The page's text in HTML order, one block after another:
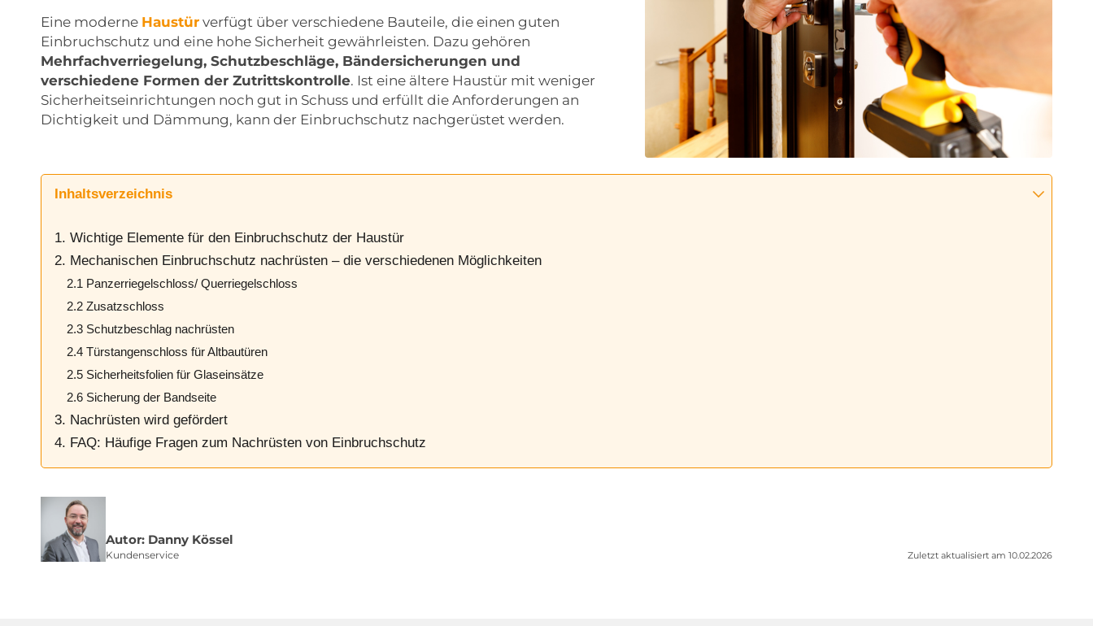
Eine moderne Haustür verfügt über verschiedene Bauteile, die einen guten
Einbruchschutz und eine hohe Sicherheit gewährleisten. Dazu gehören
Mehrfachverriegelung, Schutzbeschläge, Bändersicherungen und
verschiedene Formen der Zutrittskontrolle. Ist eine ältere Haustür mit weniger
Sicherheitseinrichtungen noch gut in Schuss und erfüllt die Anforderungen an
Dichtigkeit und Dämmung, kann der Einbruchschutz nachgerüstet werden.
Inhaltsverzeichnis
1. Wichtige Elemente für den Einbruchschutz der Haustür
2. Mechanischen Einbruchschutz nachrüsten – die verschiedenen Möglichkeiten
2.1 Panzerriegelschloss/ Querriegelschloss
2.2 Zusatzschloss
2.3 Schutzbeschlag nachrüsten
2.4 Türstangenschloss für Altbautüren
2.5 Sicherheitsfolien für Glaseinsätze
2.6 Sicherung der Bandseite
3. Nachrüsten wird gefördert
4. FAQ: Häufige Fragen zum Nachrüsten von Einbruchschutz
Autor: Danny Kössel
Kundenservice Zuletzt aktualisiert am 10.02.2026